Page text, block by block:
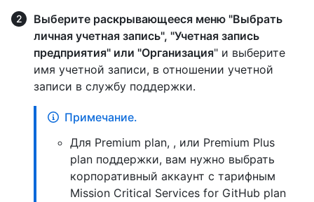
Выберите раскрывающееся меню "Выбрать
личная учетная запись", "Учетная запись
предприятия" или "Организация" и выберите
имя учетной записи, в отношении учетной
записи в службу поддержки.
Примечание.
Для Premium plan, , или Premium Plus
plan поддержки, вам нужно выбрать
корпоративный аккаунт с тарифным
Mission Critical Services for GitHub plan